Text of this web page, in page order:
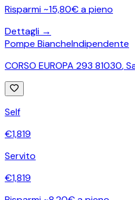
Risparmi ~15,80€ a pieno
Dettagli →
Pompe BiancheIndipendente
CORSO EUROPA 293 81030,
Self
€1,819
Servito
€1,819